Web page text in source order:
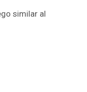
similar al